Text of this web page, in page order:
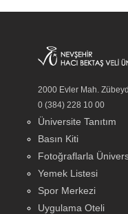
2000 Evler Mah.
0 (384) 228 10 00
Üniversite Tanıtım
Basın Kiti
Fotoğraflarla
Yemek Listesi
Spor Merkezi
Uygulama Oteli